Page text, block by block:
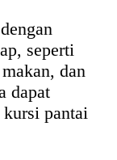
seperti
dan
dapat
kursi pantai